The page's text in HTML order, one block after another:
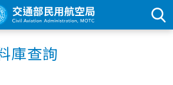
庫查詢